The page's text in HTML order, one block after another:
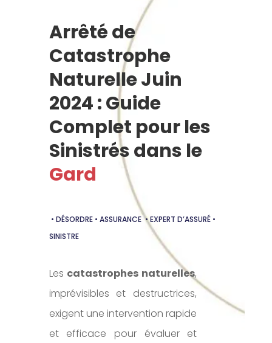
Arrêté de
Catastrophe
Naturelle Juin
2024 : Guide
Complet pour les
Sinistrés dans le
Gard
• DÉSORDRE • ASSURANCE • EXPERT D’ASSURÉ •
SINISTRE
Les catastrophes naturelles,
imprévisibles et destructrices,
exigent une intervention rapide
et efficace pour évaluer et